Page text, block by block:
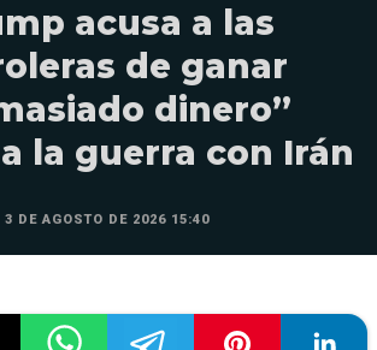
acusa a las
de ganar
dinero”
la guerra con Irán
3 DE AGOSTO DE 2026 15:40